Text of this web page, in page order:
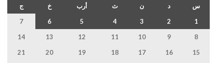
س د ن ث أرب خ
ج
1
2
3
4
5
6
7
8
9
10
11
12
13
14
15
16
17
18
19
20
21